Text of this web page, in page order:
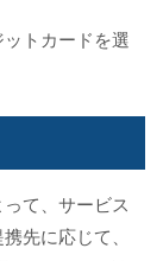
トカードを選
て、サービス
先に応じて、